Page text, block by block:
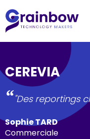
CEREVIA
“"Des reportings
Sophie TARD
Commerciale